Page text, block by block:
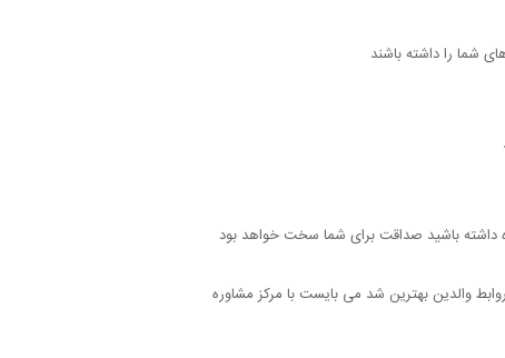
شما را داشته باشند
داشته باشید صداقت برای شما سخت خواهد بود
والدین بهترین شد می بایست با مرکز مشاوره